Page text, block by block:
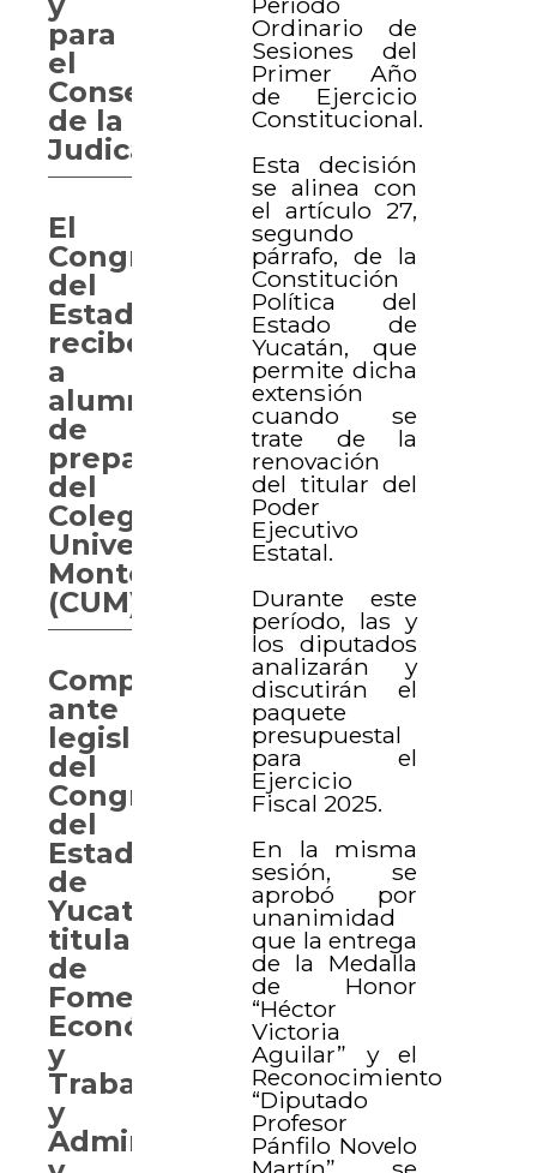
Ordinario de
Sesiones del
Primer Año
de Ejercicio
Constitucional.
Esta decisión
se alinea con
el artículo 27,
segundo
párrafo, de la
Constitución
Política del
Estado de
Yucatán, que
permite dicha
extensión
cuando se
trate de la
renovación
del titular del
Poder
Ejecutivo
Estatal.
Durante este
período, las y
los diputados
analizarán y
discutirán el
paquete
presupuestal
para el
Ejercicio
Fiscal 2025.
En la misma
sesión, se
aprobó por
unanimidad
que la entrega
de la Medalla
de Honor
“Héctor
Victoria
Aguilar” y el
Reconocimiento
“Diputado
Profesor
Pánfilo Novelo
para
el
Consejo
de la
Judicatura
El
Congreso
del
Estado
recibe
a
alumnos
de
preparatoria
del
Colegio
Universitario
Montejo
(CUM)
Comparecen
ante
legisladores
del
Congreso
del
Estado
de
Yucatán,
titulares
de
Fomento
Económico
y
Trabajo,
y
Administración